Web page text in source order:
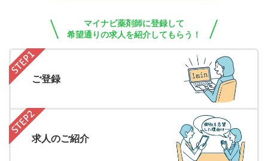
マイナビ薬剤師に登録して
希望通りの求人を紹介してもらう！
ご登録
求人のご紹介